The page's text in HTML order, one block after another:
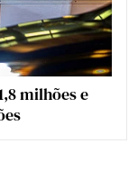
milhões e